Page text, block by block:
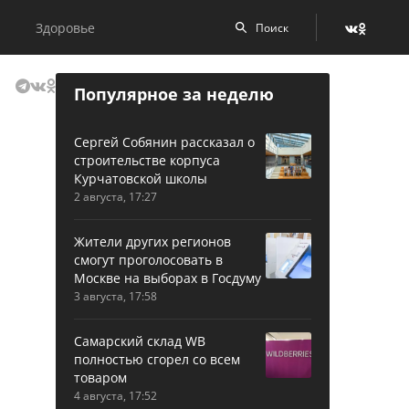
Здоровье
Популярное за неделю
Сергей Собянин рассказал о
строительстве корпуса
Курчатовской школы
2 августа, 17:27
Жители других регионов
смогут проголосовать в
Москве на выборах в Госдуму
3 августа, 17:58
Самарский склад WB
полностью сгорел со всем
товаром
4 августа, 17:52